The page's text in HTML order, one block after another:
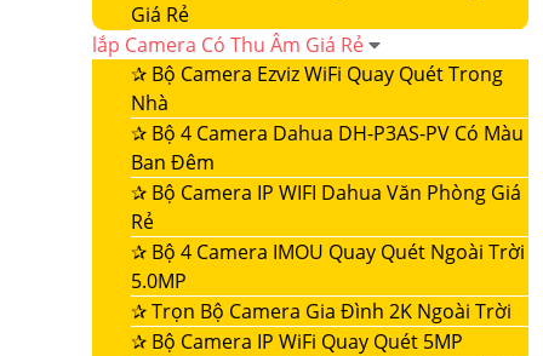
Giá Rẻ
lắp Camera Có Thu Âm Giá Rẻ
✰ Bộ Camera Ezviz WiFi Quay Quét Trong
Nhà
✰ Bộ 4 Camera Dahua DH-P3AS-PV Có Màu
Ban Đêm
✰ Bộ Camera IP WIFI Dahua Văn Phòng Giá
Rẻ
✰ Bộ 4 Camera IMOU Quay Quét Ngoài Trời
5.0MP
✰Trọn Bộ Camera Gia Đình 2K Ngoài Trời
✰ Bộ Camera IP WiFi Quay Quét 5MP